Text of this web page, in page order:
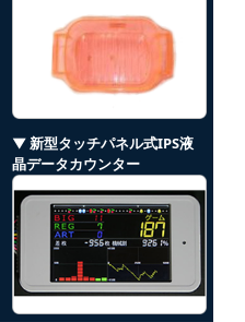
▼ 新型タッチパネル式IPS液
晶データカウンター